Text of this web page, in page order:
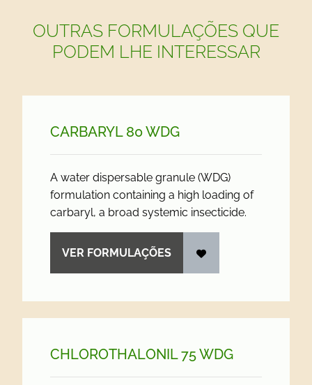
OUTRAS FORMULAÇÕES QUE
PODEM LHE INTERESSAR
CARBARYL 80 WDG
A water dispersable granule (WDG)
formulation containing a high loading of
carbaryl, a broad systemic insecticide.
VER FORMULAÇÕES
CHLOROTHALONIL 75 WDG